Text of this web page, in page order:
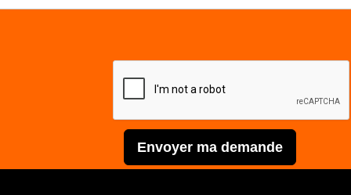
Envoyer ma demande